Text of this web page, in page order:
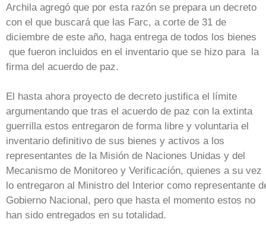
Archila agregó que por esta razón se prepara un decreto
con el que buscará que las Farc, a corte de 31 de
diciembre de este año, haga entrega de todos los bienes
que fueron incluidos en el inventario que se hizo para la
firma del acuerdo de paz.
El hasta ahora proyecto de decreto justifica el límite
argumentando que tras el acuerdo de paz con la extinta
guerrilla estos entregaron de forma libre y voluntaria el
inventario definitivo de sus bienes y activos a los
representantes de la Misión de Naciones Unidas y del
Mecanismo de Monitoreo y Verificación, quienes a su vez
lo entregaron al Ministro del Interior como representante
Gobierno Nacional, pero que hasta el momento estos no
han sido entregados en su totalidad.